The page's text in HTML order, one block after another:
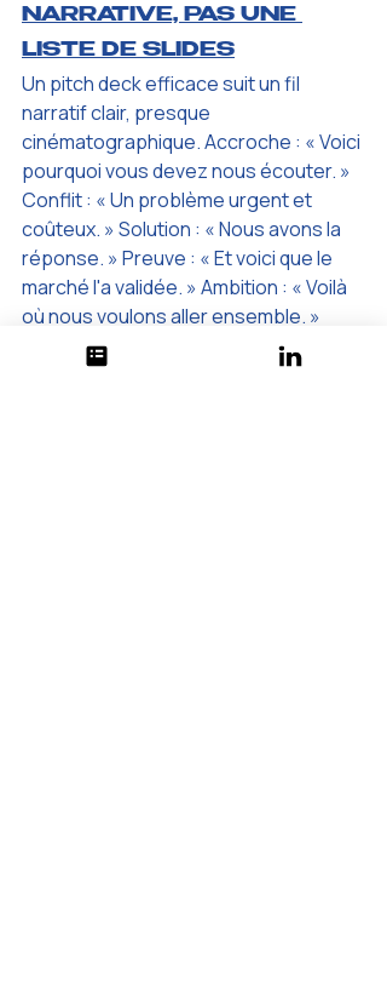
NARRATIVE, PAS UNE
LISTE DE SLIDES
Un pitch deck efficace suit un fil
narratif clair, presque
cinématographique. Accroche : « Voici
pourquoi vous devez nous écouter. »
Conflit : « Un problème urgent et
coûteux. » Solution : « Nous avons la
réponse. » Preuve : « Et voici que le
marché l'a validée. » Ambition : « Voilà
où nous voulons aller ensemble. »
Selon un consensus partagé par des
accélérateurs comme YC, Bpifrance